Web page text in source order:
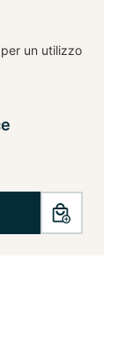
un utilizzo